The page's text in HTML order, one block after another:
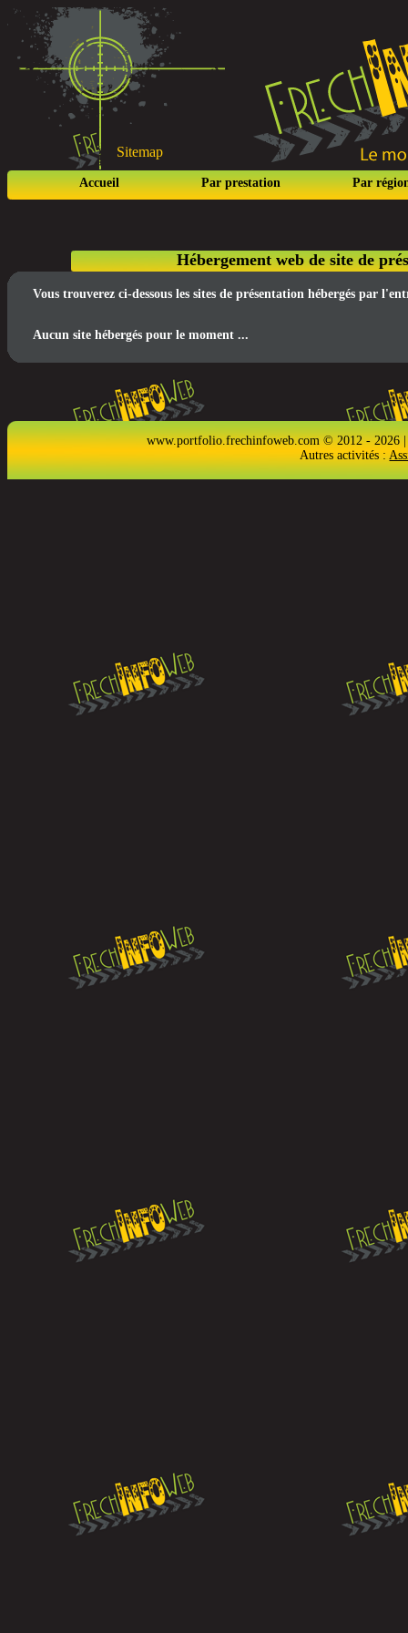
Sitemap
Accueil Par prestation Par
Hébergement web de site de
Vous trouverez ci-dessous les sites de présentation hébergés par
Aucun site hébergés pour le moment ...
www.portfolio.frechinfoweb.com © 2012 - 2026
Autres activités :